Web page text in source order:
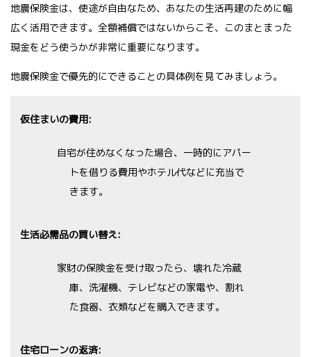
地震保険金は、使途が自由なため、あなたの生活再建のために幅
広く活用できます。全額補償ではないからこそ、このまとまった
現金をどう使うかが非常に重要になります。
地震保険金で優先的にできることの具体例を見てみましょう。
仮住まいの費用:
自宅が住めなくなった場合、一時的にアパー
トを借りる費用やホテル代などに充当で
きます。
生活必需品の買い替え:
家財の保険金を受け取ったら、壊れた冷蔵
庫、洗濯機、テレビなどの家電や、割れ
た食器、衣類などを購入できます。
住宅ローンの返済: